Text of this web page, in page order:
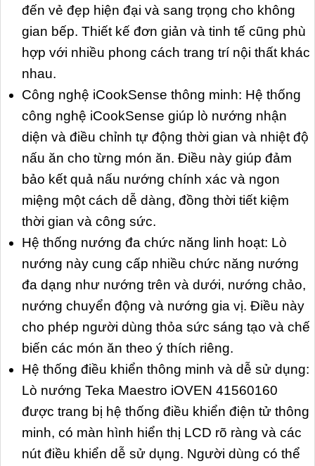
đến vẻ đẹp hiện đại và sang trọng cho không
gian bếp. Thiết kế đơn giản và tinh tế cũng phù
hợp với nhiều phong cách trang trí nội thất khác
nhau.
Công nghệ iCookSense thông minh: Hệ thống
công nghệ iCookSense giúp lò nướng nhận
diện và điều chỉnh tự động thời gian và nhiệt độ
nấu ăn cho từng món ăn. Điều này giúp đảm
bảo kết quả nấu nướng chính xác và ngon
miệng một cách dễ dàng, đồng thời tiết kiệm
thời gian và công sức.
Hệ thống nướng đa chức năng linh hoạt: Lò
nướng này cung cấp nhiều chức năng nướng
đa dạng như nướng trên và dưới, nướng chảo,
nướng chuyển động và nướng gia vị. Điều này
cho phép người dùng thỏa sức sáng tạo và chế
biến các món ăn theo ý thích riêng.
Hệ thống điều khiển thông minh và dễ sử dụng:
Lò nướng Teka Maestro iOVEN 41560160
được trang bị hệ thống điều khiển điện tử thông
minh, có màn hình hiển thị LCD rõ ràng và các
nút điều khiển dễ sử dụng. Người dùng có thể